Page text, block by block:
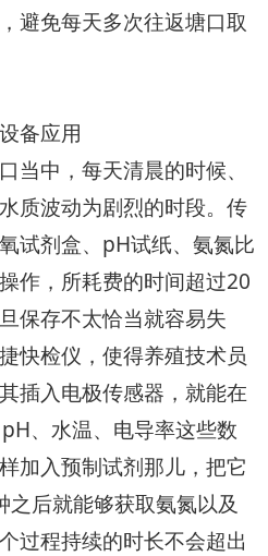
避免每天多次往返塘口取
备应用
当中，每天清晨的时候、
质波动为剧烈的时段。传
试剂盒、pH试纸、氨氮比
作，所耗费的时间超过20
保存不太恰当就容易失
快检仪，使得养殖技术员
插入电极传感器，就能在
、水温、电导率这些数
加入预制试剂那儿，把它
后就能够获取氨氮以及
过程持续的时长不会超出